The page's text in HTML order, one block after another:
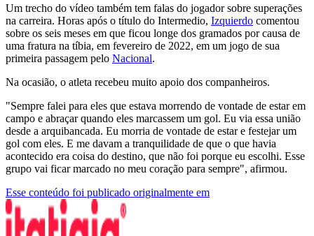
Um trecho do vídeo também tem falas do jogador sobre superações
na carreira. Horas após o título do Intermedio, Izquierdo comentou
sobre os seis meses em que ficou longe dos gramados por causa de
uma fratura na tíbia, em fevereiro de 2022, em um jogo de sua
primeira passagem pelo Nacional.
Na ocasião, o atleta recebeu muito apoio dos companheiros.
"Sempre falei para eles que estava morrendo de vontade de estar em
campo e abraçar quando eles marcassem um gol. Eu via essa união
desde a arquibancada. Eu morria de vontade de estar e festejar um
gol com eles. E me davam a tranquilidade de que o que havia
acontecido era coisa do destino, que não foi porque eu escolhi. Esse
grupo vai ficar marcado no meu coração para sempre", afirmou.
Esse conteúdo foi publicado originalmente em